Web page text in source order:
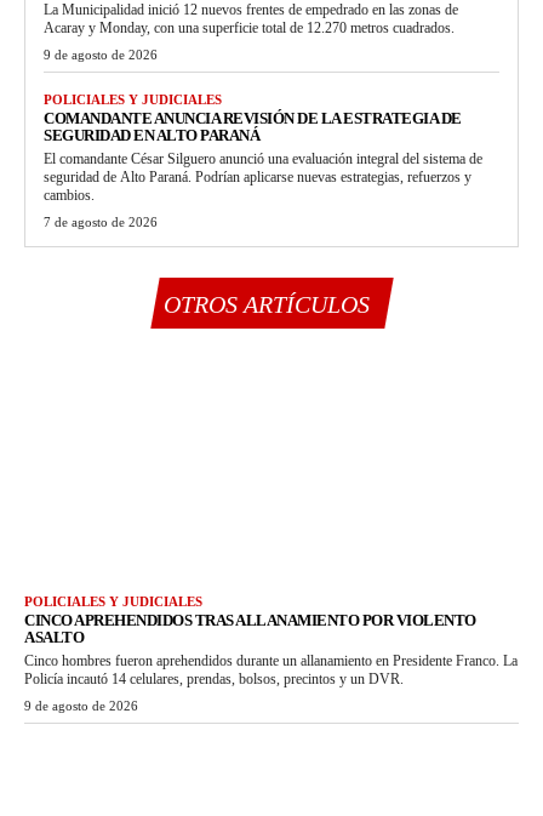
La Municipalidad inició 12 nuevos frentes de empedrado en las zonas de
Acaray y Monday, con una superficie total de 12.270 metros cuadrados.
9 de agosto de 2026
POLICIALES Y JUDICIALES
COMANDANTE ANUNCIA REVISIÓN DE LA ESTRATEGIA DE
SEGURIDAD EN ALTO PARANÁ
El comandante César Silguero anunció una evaluación integral del sistema de
seguridad de Alto Paraná. Podrían aplicarse nuevas estrategias, refuerzos y
cambios.
7 de agosto de 2026
OTROS ARTÍCULOS
POLICIALES Y JUDICIALES
CINCO APREHENDIDOS TRAS ALLANAMIENTO POR VIOLENTO
ASALTO
Cinco hombres fueron aprehendidos durante un allanamiento en Presidente Franco. La
Policía incautó 14 celulares, prendas, bolsos, precintos y un DVR.
9 de agosto de 2026